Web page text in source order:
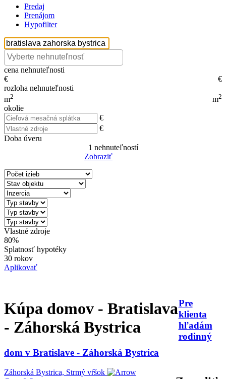
Predaj
Prenájom
Hypofilter
cena nehnuteľnosti
€
€
rozloha nehnuteľnosti
m2 m2
okolie
€
€
Doba úveru
1 nehnuteľností
Zobraziť
Vlastné zdroje
80%
Splatnosť hypotéky
30 rokov
Aplikovať
Kúpa domov - Bratislava
- Záhorská Bystrica
Pre
klienta
hľadám
rodinný
dom v Bratislave - Záhorská Bystrica
Záhorská Bystrica, Strmý vŕšok